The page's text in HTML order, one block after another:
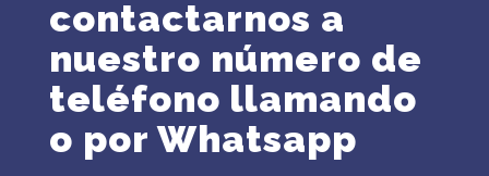
contactarnos a
nuestro número de
teléfono llamando
o por Whatsapp